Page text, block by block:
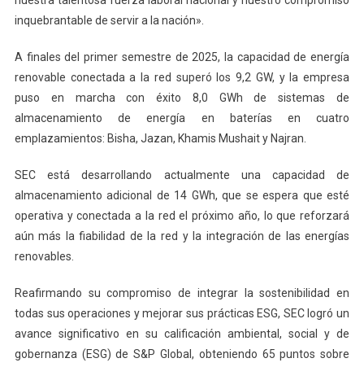
inquebrantable de servir a la nación».
A finales del primer semestre de 2025, la capacidad de energía
renovable conectada a la red superó los 9,2 GW, y la empresa
puso en marcha con éxito 8,0 GWh de sistemas de
almacenamiento de energía en baterías en cuatro
emplazamientos: Bisha, Jazan, Khamis Mushait y Najran.
SEC está desarrollando actualmente una capacidad de
almacenamiento adicional de 14 GWh, que se espera que esté
operativa y conectada a la red el próximo año, lo que reforzará
aún más la fiabilidad de la red y la integración de las energías
renovables.
Reafirmando su compromiso de integrar la sostenibilidad en
todas sus operaciones y mejorar sus prácticas ESG, SEC logró un
avance significativo en su calificación ambiental, social y de
gobernanza (ESG) de S&P Global, obteniendo 65 puntos sobre